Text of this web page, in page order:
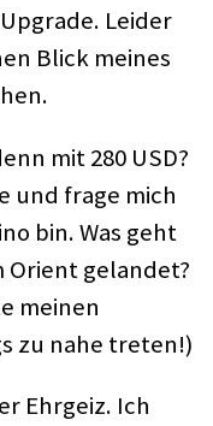
Leider
Blick meines
mit 280 USD?
und frage mich
bin. Was geht
Orient gelandet?
meinen
zu nahe treten!)
Ehrgeiz. Ich